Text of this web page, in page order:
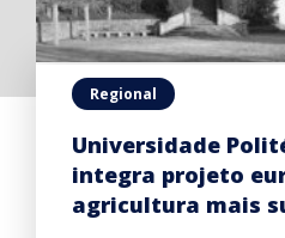
Regional
Universidade
integra projeto
agricultura mais